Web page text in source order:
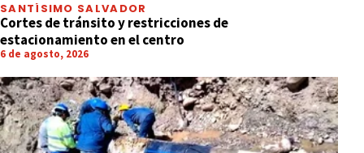
SANTÍSIMO SALVADOR
Cortes de tránsito y restricciones de
estacionamiento en el centro
6 de agosto, 2026